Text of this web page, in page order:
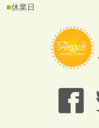
■休業日